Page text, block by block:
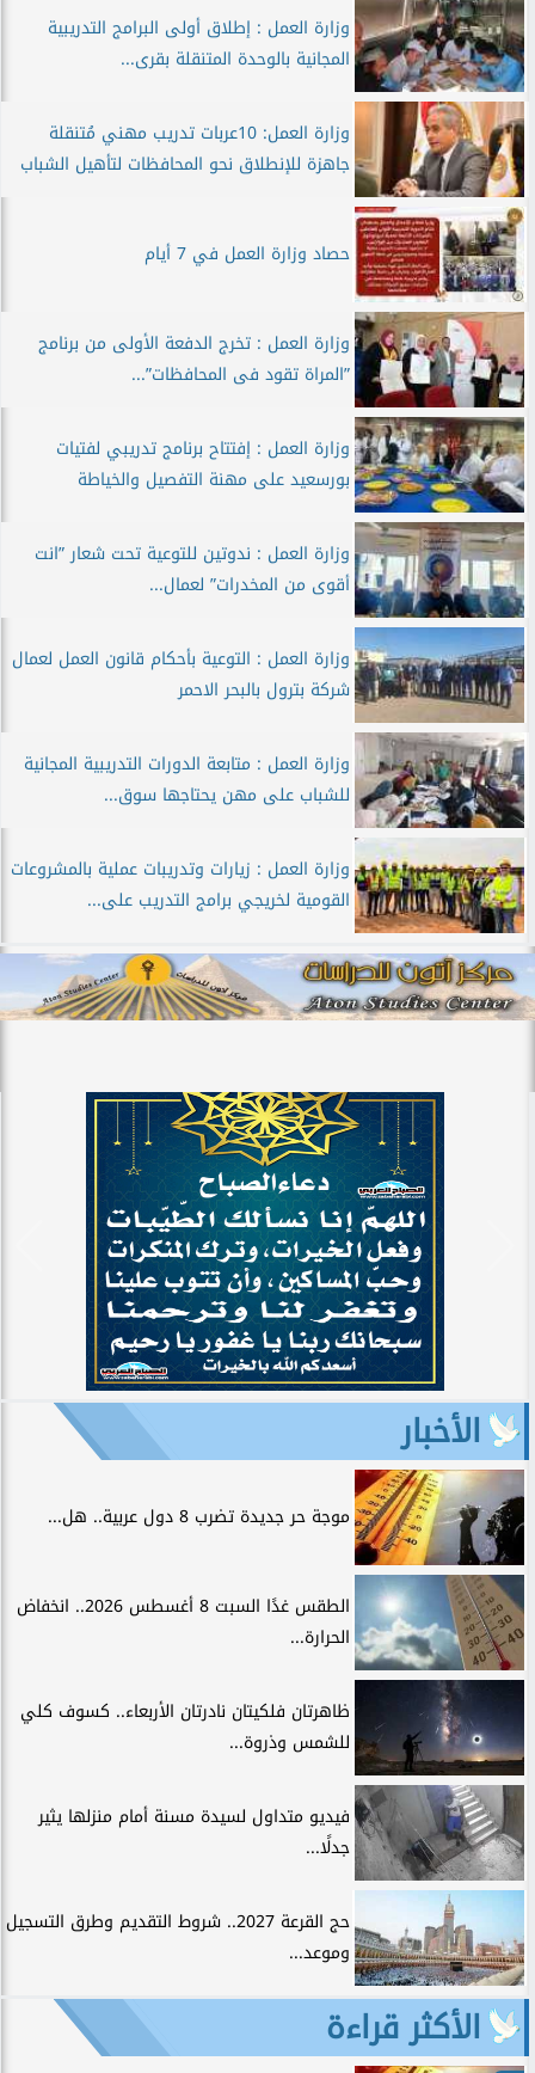
وزارة العمل : إطلاق أولى البرامج التدريبية
المجانية بالوحدة المتنقلة بقرى...
وزارة العمل: 10عربات تدريب مهني مُتنقلة
جاهزة للإنطلاق نحو المحافظات لتأهيل الشباب
حصاد وزارة العمل في 7 أيام
وزارة العمل : تخرج الدفعة الأولى من برنامج
”المراة تقود فى المحافظات”...
وزارة العمل : إفتتاح برنامج تدريبي لفتيات
بورسعيد على مهنة التفصيل والخياطة
وزارة العمل : ندوتين للتوعية تحت شعار ”انت
أقوى من المخدرات” لعمال...
وزارة العمل : التوعية بأحكام قانون العمل لعمال
شركة بترول بالبحر الاحمر
وزارة العمل : متابعة الدورات التدريبية المجانية
للشباب على مهن يحتاجها سوق...
وزارة العمل : زيارات وتدريبات عملية بالمشروعات
القومية لخريجي برامج التدريب على...
الأخبار
موجة حر جديدة تضرب 8 دول عربية.. هل...
الطقس غدًا السبت 8 أغسطس 2026.. انخفاض
الحرارة...
ظاهرتان فلكيتان نادرتان الأربعاء.. كسوف كلي
للشمس وذروة...
فيديو متداول لسيدة مسنة أمام منزلها يثير
جدلًا...
حج القرعة 2027.. شروط التقديم وطرق التسجيل
وموعد...
الأكثر قراءة